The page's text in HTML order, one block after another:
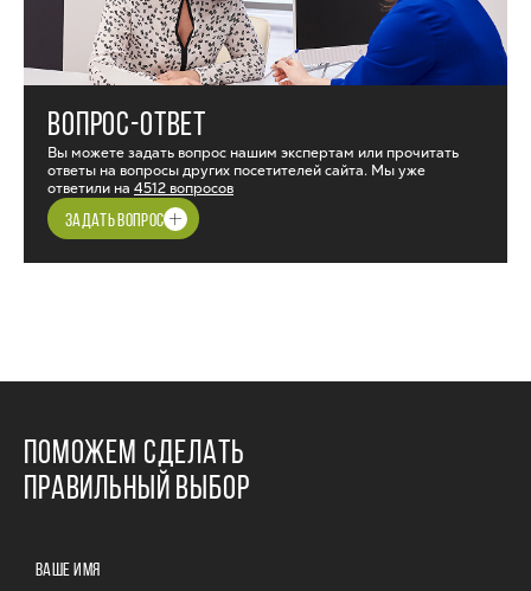
ВОПРОС-ОТВЕТ
Вы можете задать вопрос нашим экспертам или прочитать
ответы на вопросы других посетителей сайта. Мы уже
ответили на 4512 вопросов
ЗАДАТЬ ВОПРОС
ПОМОЖЕМ СДЕЛАТЬ
ПРАВИЛЬНЫЙ ВЫБОР
ВАШЕ ИМЯ